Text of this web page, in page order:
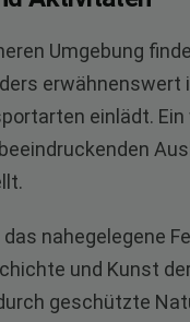
Umgebung
erwähnenswert
einlädt.
nahegelegene
und Kunst
geschützte